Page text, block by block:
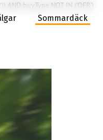
Sommardäck
buyType NOT IN ('OFR')